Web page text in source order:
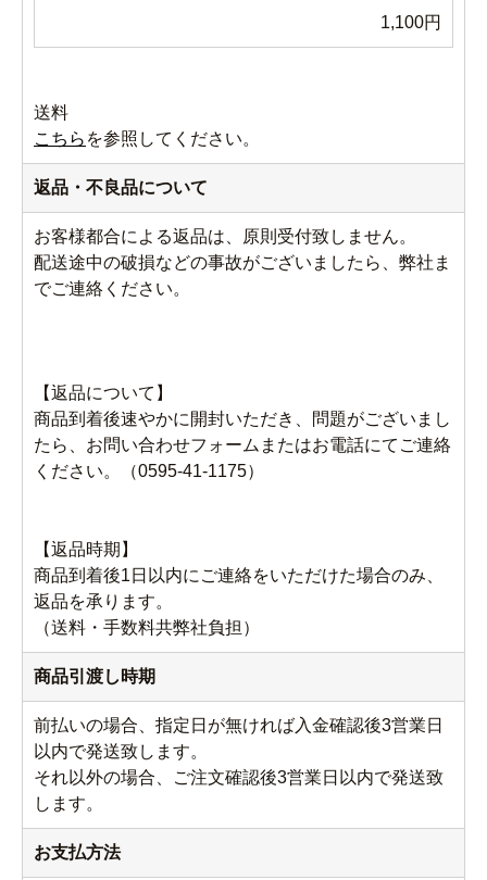
1,100円
送料
こちら を参照してください。
返品・不良品について
お客様都合による返品は、原則受付致しません。
配送途中の破損などの事故がございましたら、弊社ま
でご連絡ください。
【返品について】
商品到着後速やかに開封いただき、問題がございまし
たら、お問い合わせフォームまたはお電話にてご連絡
ください。（0595-41-1175）
【返品時期】
商品到着後1日以内にご連絡をいただけた場合のみ、
返品を承ります。
（送料・手数料共弊社負担）
商品引渡し時期
前払いの場合、指定日が無ければ入金確認後3営業日
以内で発送致します。
それ以外の場合、ご注文確認後3営業日以内で発送致
します。
お支払方法